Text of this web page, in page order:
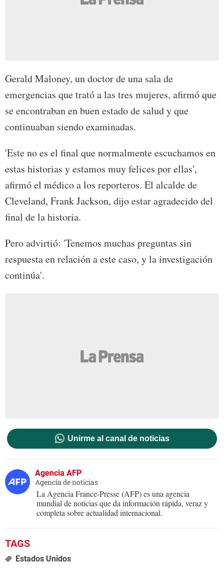
Gerald Maloney, un doctor de una sala de
emergencias que trató a las tres mujeres, afirmó que
se encontraban en buen estado de salud y que
continuaban siendo examinadas.
'Este no es el final que normalmente escuchamos en
estas historias y estamos muy felices por ellas',
afirmó el médico a los reporteros. El alcalde de
Cleveland, Frank Jackson, dijo estar agradecido del
final de la historia.
Pero advirtió: 'Tenemos muchas preguntas sin
respuesta en relación a este caso, y la investigación
continúa'.
Unirme al canal de noticias
Agencia AFP
Agencia de noticias
La Agencia France-Presse (AFP) es una agencia
mundial de noticias que da información rápida, veraz y
completa sobre actualidad internacional.
Estados Unidos